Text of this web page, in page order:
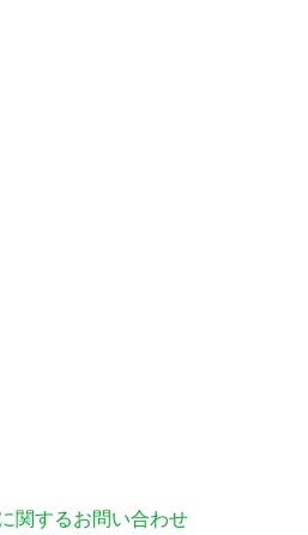
関するお問い合わせ